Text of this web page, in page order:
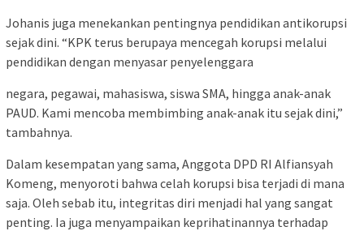
Johanis juga menekankan pentingnya pendidikan antikorupsi
sejak dini. “KPK terus berupaya mencegah korupsi melalui
pendidikan dengan menyasar penyelenggara
negara, pegawai, mahasiswa, siswa SMA, hingga anak-anak
PAUD. Kami mencoba membimbing anak-anak itu sejak dini,”
tambahnya.
Dalam kesempatan yang sama, Anggota DPD RI Alfiansyah
Komeng, menyoroti bahwa celah korupsi bisa terjadi di mana
saja. Oleh sebab itu, integritas diri menjadi hal yang sangat
penting. Ia juga menyampaikan keprihatinannya terhadap